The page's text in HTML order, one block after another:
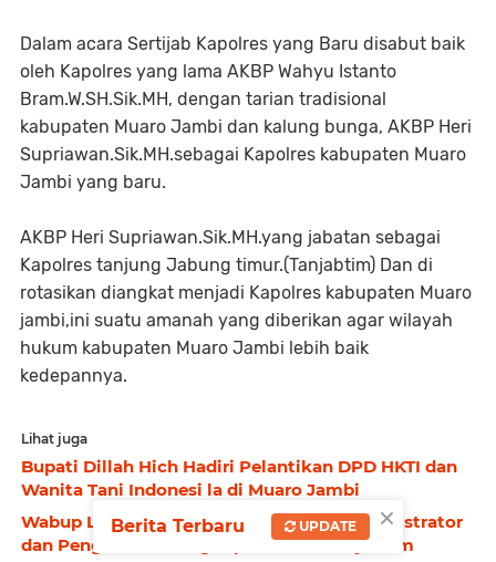
Dalam acara Sertijab Kapolres yang Baru disabut baik
oleh Kapolres yang lama AKBP Wahyu Istanto
Bram.W.SH.Sik.MH, dengan tarian tradisional
kabupaten Muaro Jambi dan kalung bunga, AKBP Heri
Supriawan.Sik.MH.sebagai Kapolres kabupaten Muaro
Jambi yang baru.
AKBP Heri Supriawan.Sik.MH.yang jabatan sebagai
Kapolres tanjung Jabung timur.(Tanjabtim) Dan di
rotasikan diangkat menjadi Kapolres kabupaten Muaro
jambi,ini suatu amanah yang diberikan agar wilayah
hukum kabupaten Muaro Jambi lebih baik
kedepannya.
Lihat juga
Bupati Dillah Hich Hadiri Pelantikan DPD HKTI dan
Wanita Tani Indonesi la di Muaro Jambi
Wabup Lantik 96 Pejabat Struktural, Administrator
dan Pengawas di Lingkup Pemkab Tanjabtim
×
Berita Terbaru UPDATE